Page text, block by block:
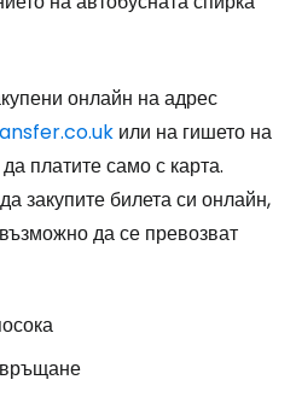
онлайн на адрес
или на гишето на
платите само с карта.
закупите билета си онлайн,
да се превозват